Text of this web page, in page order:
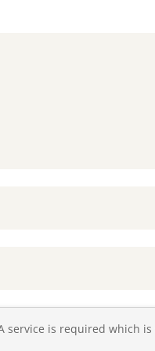
service is required which